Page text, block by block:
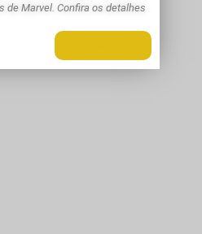
de Marvel. Confira os detalhes